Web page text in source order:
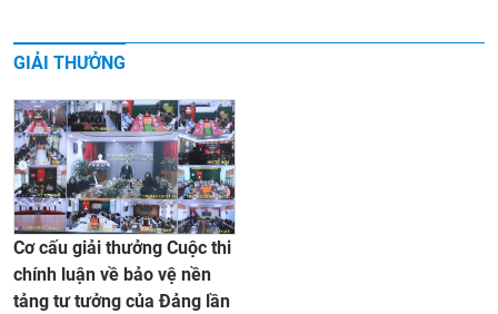
GIẢI THƯỞNG
Cơ cấu giải thưởng Cuộc thi
chính luận về bảo vệ nền
tảng tư tưởng của Đảng lần